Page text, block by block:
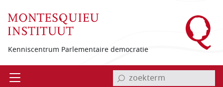
Kenniscentrum Parlementaire democratie
Open invoerveld zoekterm